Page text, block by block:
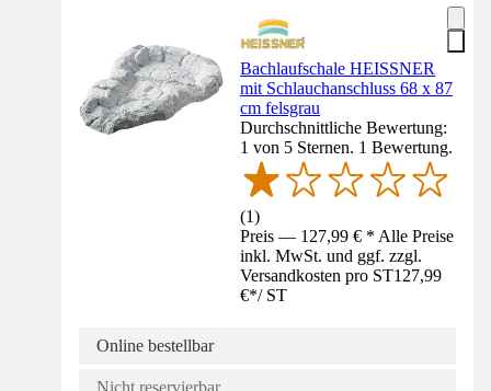
Bachlaufschale HEISSNER
mit Schlauchanschluss 68 x 87
cm felsgrau
Durchschnittliche Bewertung:
1 von 5 Sternen. 1 Bewertung.
(1)
Preis — 127,99 € * Alle Preise
inkl. MwSt. und ggf. zzgl.
Versandkosten pro ST127,99
€*/ ST
Online bestellbar
Nicht reservierbar